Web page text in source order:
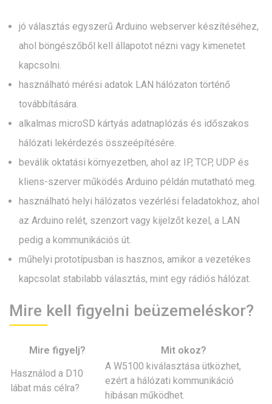
jó választás egyszerű Arduino webserver készítéséhez,
ahol böngészőből kell állapotot nézni vagy kimenetet
kapcsolni.
használható mérési adatok LAN hálózaton történő
továbbítására.
alkalmas microSD kártyás adatnaplózás és időszakos
hálózati lekérdezés összeépítésére.
beválik oktatási környezetben, ahol az IP, TCP, UDP és
kliens-szerver működés Arduino példán mutatható meg.
használható helyi hálózatos vezérlési feladatokhoz, ahol
az Arduino relét, szenzort vagy kijelzőt kezel, a LAN
pedig a kommunikációs út.
műhelyi prototípusban is hasznos, amikor a vezetékes
kapcsolat stabilabb választás, mint egy rádiós hálózat.
Mire kell figyelni beüzemeléskor?
Mire figyelj?
Mit okoz?
Használod a D10
lábat más célra?
A W5100 kiválasztása ütközhet,
ezért a hálózati kommunikáció
hibásan működhet.